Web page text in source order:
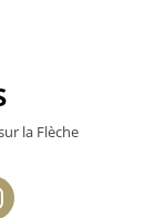
la Flèche